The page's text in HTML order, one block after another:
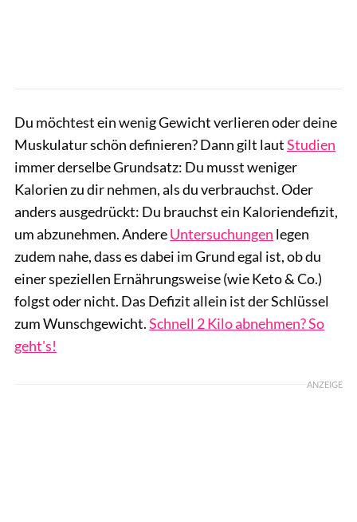
Du möchtest ein wenig Gewicht verlieren oder deine
Muskulatur schön definieren? Dann gilt lautStudien
immer derselbe Grundsatz: Du musst weniger
Kalorien zu dir nehmen, als du verbrauchst. Oder
anders ausgedrückt: Du brauchst ein Kaloriendefizit,
um abzunehmen. AndereUntersuchungen legen
zudem nahe, dass es dabei im Grund egal ist, ob du
einer speziellen Ernährungsweise (wie Keto & Co.)
folgst oder nicht. Das Defizit allein ist der Schlüssel
zum Wunschgewicht.Schnell 2 Kilo abnehmen? So
geht's!
ANZEIGE